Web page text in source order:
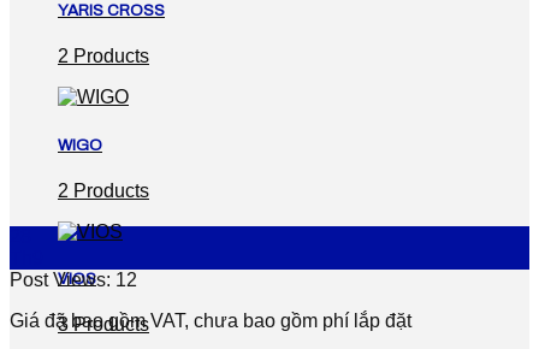
YARIS CROSS
2 Products
WIGO
2 Products
VIOS
3 Products
Post Views: 12
Giá đã bao gồm VAT, chưa bao gồm phí lắp đặt